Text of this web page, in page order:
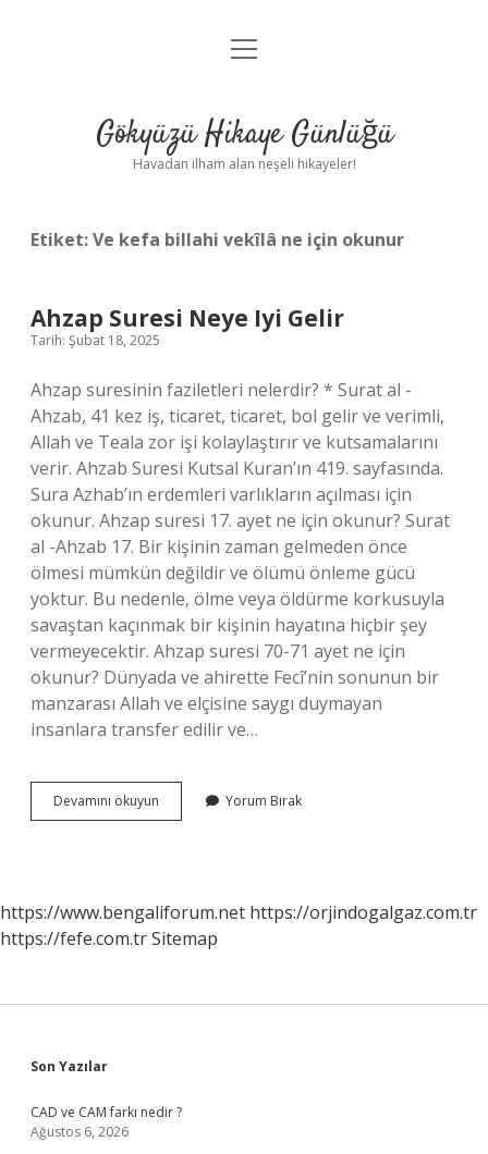
Anasayfa
Yasal Uyarı
menüyü
Gökyüzü Hikaye Günlüğü
Havadan ilham alan neşeli hikayeler!
Etiket:Ve kefa billahi vekîlâ ne için okunur
Ahzap Suresi Neye Iyi Gelir
Tarih: Şubat 18, 2025
Ahzap suresinin faziletleri nelerdir? * Surat al -
Ahzab, 41 kez iş, ticaret, ticaret, bol gelir ve verimli,
Allah ve Teala zor işi kolaylaştırır ve kutsamalarını
verir. Ahzab Suresi Kutsal Kuran’ın 419. sayfasında.
Sura Azhab’ın erdemleri varlıkların açılması için
okunur. Ahzap suresi 17. ayet ne için okunur? Surat
al -Ahzab 17. Bir kişinin zaman gelmeden önce
ölmesi mümkün değildir ve ölümü önleme gücü
yoktur. Bu nedenle, ölme veya öldürme korkusuyla
savaştan kaçınmak bir kişinin hayatına hiçbir şey
vermeyecektir. Ahzap suresi 70-71 ayet ne için
okunur? Dünyada ve ahirette Fecî’nin sonunun bir
manzarası Allah ve elçisine saygı duymayan
insanlara transfer edilir ve…
Devamını okuyun
Suresi
Yorum Bırak
https://www.bengaliforum.net https://orjindogalgaz.com.tr
https://fefe.com.trSitemap
Sidebar
Son Yazılar
CAD ve CAM farkı nedir ?
Ağustos 6, 2026